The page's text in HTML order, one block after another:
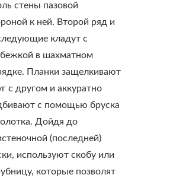
стены пазовой
к ней. Второй ряд и
кладут с
в шахматном
Планки защелкивают
с другом и аккуратно
с помощью бруска
Дойдя до
(последней)
используют скобу или
которые позволят